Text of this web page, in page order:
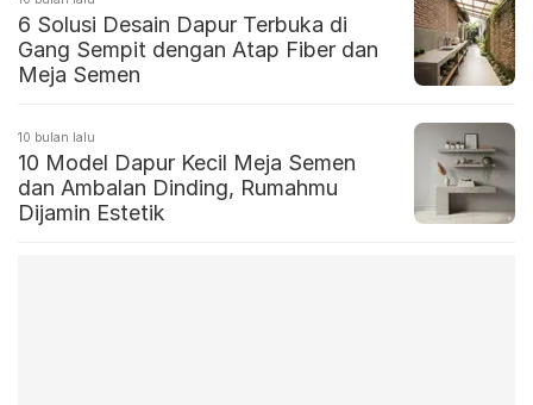
6 Solusi Desain Dapur Terbuka di
Gang Sempit dengan Atap Fiber dan
Meja Semen
10 bulan lalu
10 Model Dapur Kecil Meja Semen
dan Ambalan Dinding, Rumahmu
Dijamin Estetik